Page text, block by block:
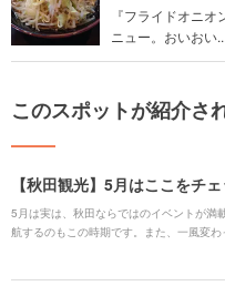
『フライドオニ
ニュー。おいおい...
このスポットが紹介さ
【秋田観光】5月はここをチェ
5月は実は、秋田ならではのイベントが満
航するのもこの時期です。また、一風変